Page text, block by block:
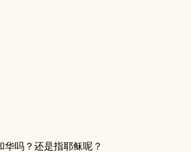
吗？还是指耶稣呢？